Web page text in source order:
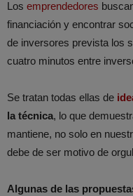
Los emprendedores
financiación y encontrar
de inversores prevista los
cuatro minutos entre
Se tratan todas ellas de
la técnica, lo que
mantiene, no solo en
debe de ser motivo de
Algunas de las